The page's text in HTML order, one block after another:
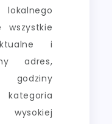
wszystkie
i
adres,
wysokiej